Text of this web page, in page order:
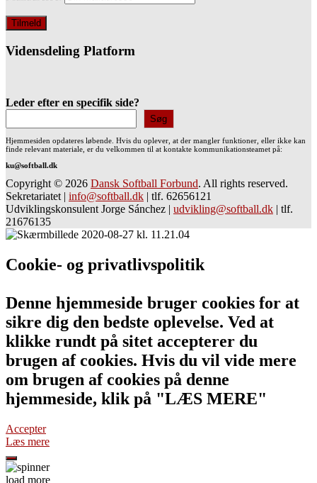
Vidensdeling Platform
Leder efter en specifik side?
Søg
Hjemmesiden opdateres løbende. Hvis du oplever, at der mangler funktioner, eller ikke kan
finde relevant materiale, er du velkommen til at kontakte kommunikationsteamet på:
ku@softball.dk
Copyright © 2026 Dansk Softball Forbund. All rights reserved.
Sekretariatet | info@softball.dk | tlf. 62656121
Udviklingskonsulent Jorge Sánchez | udvikling@softball.dk | tlf.
21676135
Cookie- og privatlivspolitik
Denne hjemmeside bruger cookies for at
sikre dig den bedste oplevelse. Ved at
klikke rundt på sitet accepterer du
brugen af cookies. Hvis du vil vide mere
om brugen af cookies på denne
hjemmeside, klik på "LÆS MERE"
Accepter
Læs mere
load more